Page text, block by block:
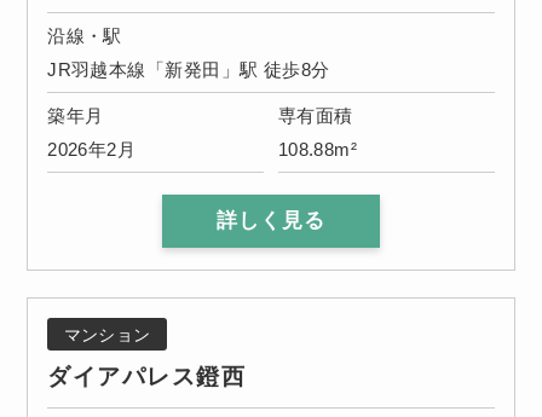
沿線・駅
JR羽越本線「新発田」駅 徒歩8分
築年月
2026年2月
専有面積
108.88m²
詳しく見る
マンション
ダイアパレス鐙西